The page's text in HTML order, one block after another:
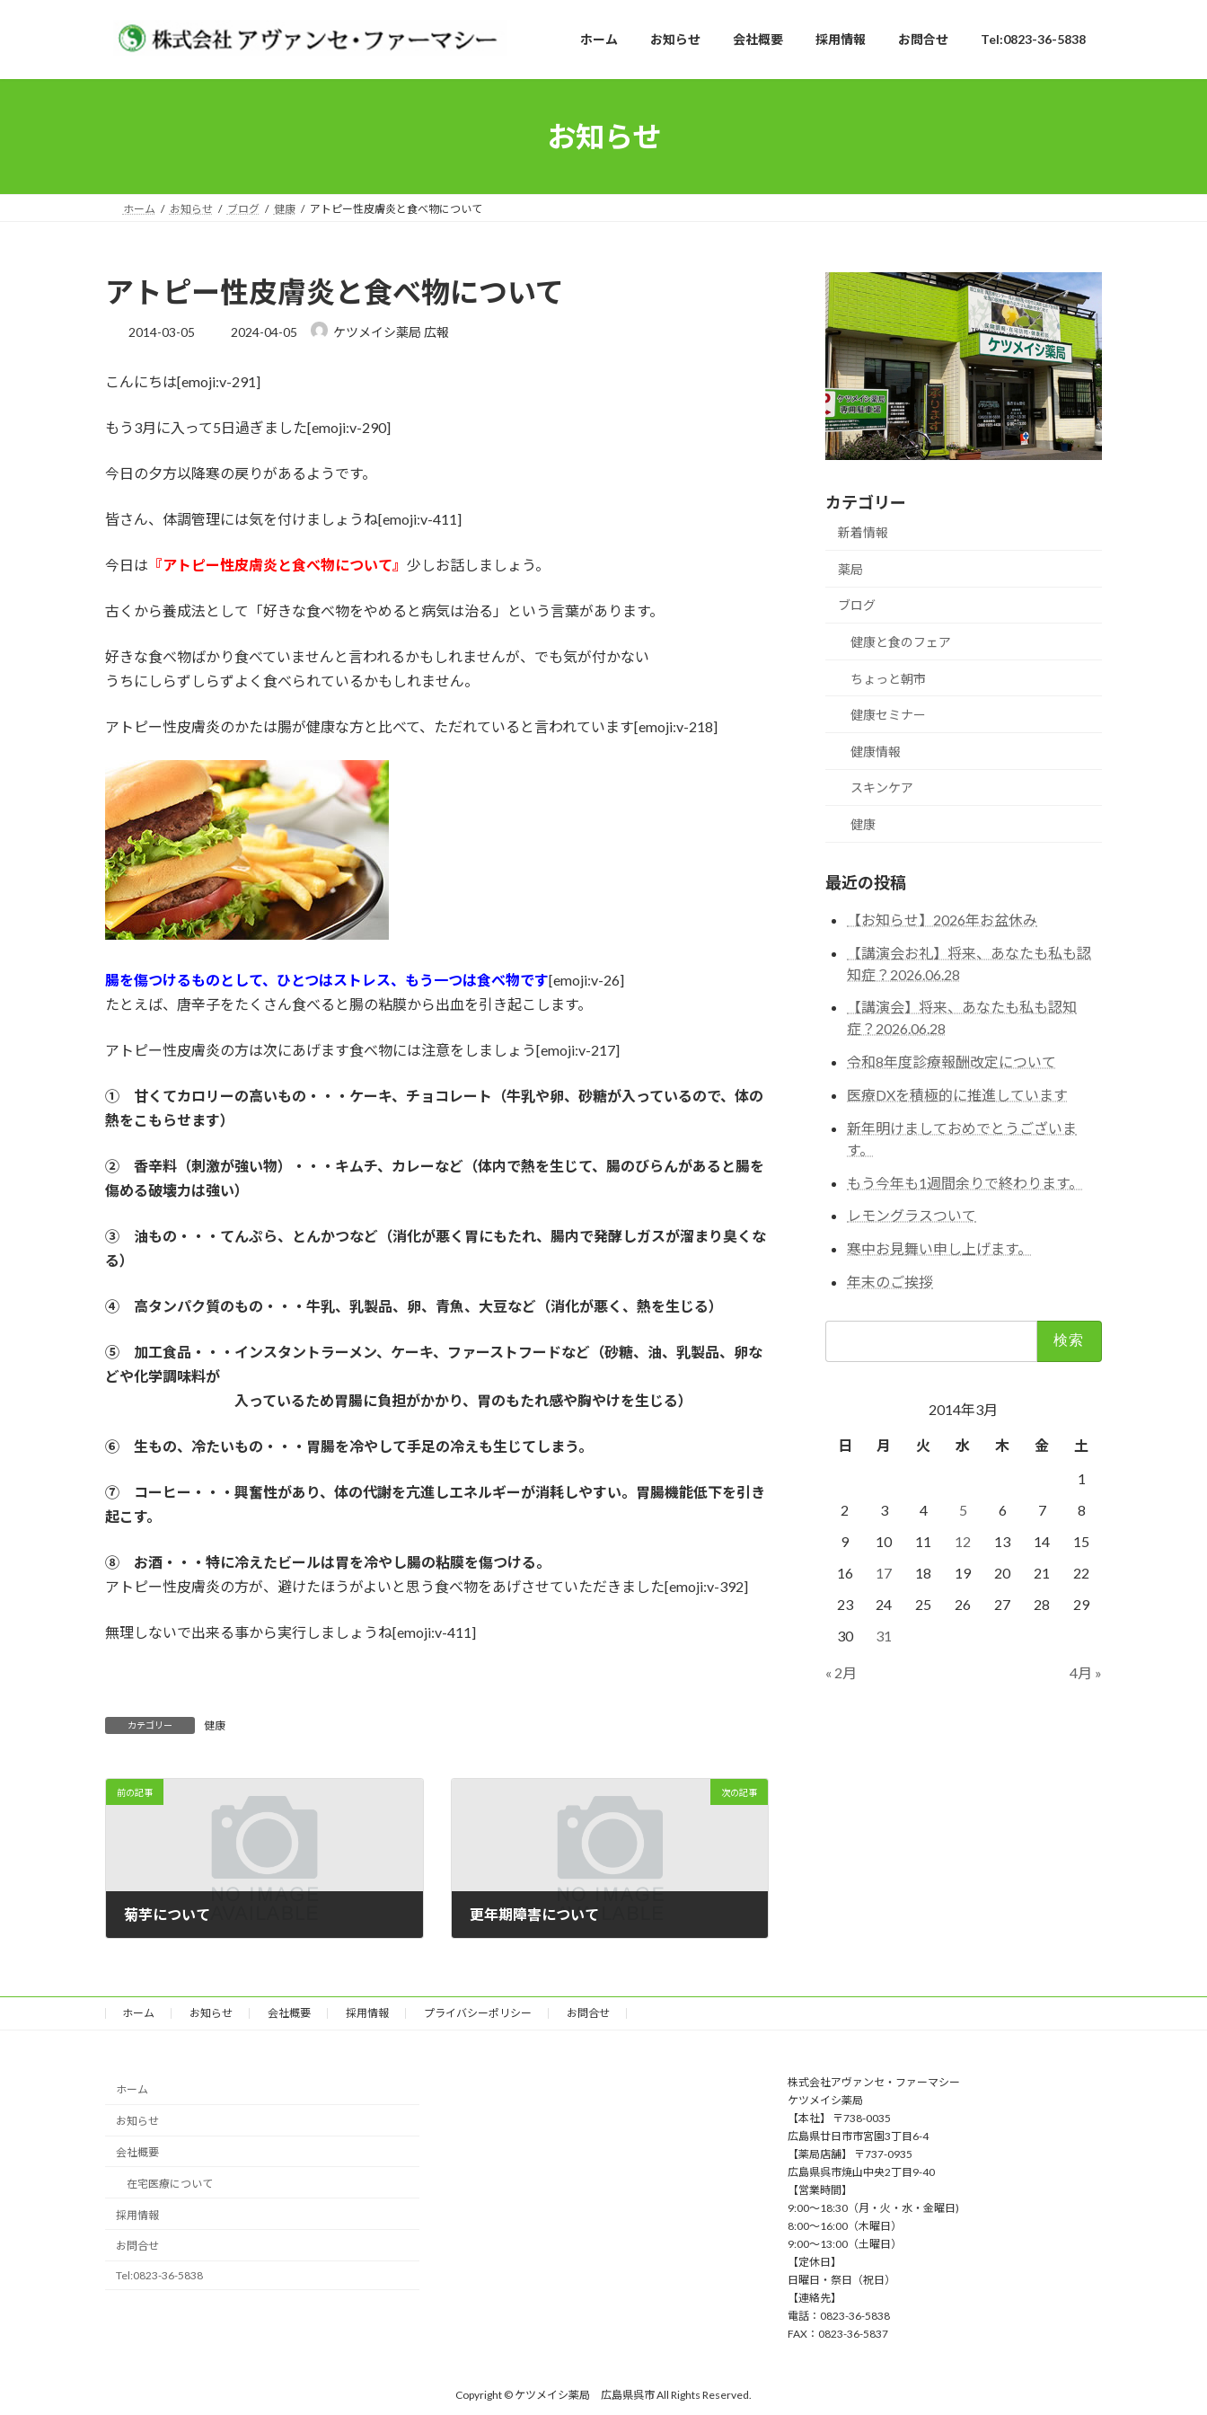
ン
ー
ホーム お知らせ 会社概要 採用情報 お問合せ Tel:0823-36-5838
お知らせ
ホーム お知らせ ブログ 健康 アトピー性皮膚炎と食べ物について
アトピー性皮膚炎と食べ物について
2014-03-05
最
新
:
2024-04-05 ケツメイシ薬局 広報
こんにちは[emoji:v-291]
もう3月に入って5日過ぎました[emoji:v-290]
今日の夕方以降寒の戻りがあるようです。
皆さん、体調管理には気を付けましょうね[emoji:v-411]
今日は 『アトピー性皮膚炎と食べ物について』 少しお話しましょう。
古くから養成法として「好きな食べ物をやめると病気は治る」という言葉があります。
好きな食べ物ばかり食べていませんと言われるかもしれませんが、でも気が付かない
うちにしらずしらずよく食べられているかもしれません。
アトピー性皮膚炎のかたは腸が健康な方と比べて、ただれていると言われています[emoji:v-218]
腸を傷つけるものとして、ひとつはストレス、もう一つは食べ物です[emoji:v-26]
たとえば、唐辛子をたくさん食べると腸の粘膜から出血を引き起こします。
アトピー性皮膚炎の方は次にあげます食べ物には注意をしましょう[emoji:v-217]
① 甘くてカロリーの高いもの・・・ケーキ、チョコレート（牛乳や卵、砂糖が入っているので、体の
熱をこもらせます）
② 香辛料（刺激が強い物）・・・キムチ、カレーなど（体内で熱を生じて、腸のびらんがあると腸を
傷める破壊力は強い）
③ 油もの・・・てんぷら、とんかつなど（消化が悪く胃にもたれ、腸内で発酵しガスが溜まり臭くな
る）
④ 高タンパク質のもの・・・牛乳、乳製品、卵、青魚、大豆など（消化が悪く、熱を生じる）
⑤ 加工食品・・・インスタントラーメン、ケーキ、ファーストフードなど（砂糖、油、乳製品、卵な
どや化学調味料が
入っているため胃腸に負担がかかり、胃のもたれ感や胸やけを生じる）
⑥ 生もの、冷たいもの・・・胃腸を冷やして手足の冷えも生じてしまう。
⑦ コーヒー・・・興奮性があり、体の代謝を亢進しエネルギーが消耗しやすい。胃腸機能低下を引き
起こす。
⑧ お酒・・・特に冷えたビールは胃を冷やし腸の粘膜を傷つける。
アトピー性皮膚炎の方が、避けたほうがよいと思う食べ物をあげさせていただきました[emoji:v-392]
無理しないで出来る事から実行しましょうね[emoji:v-411]
カテゴリー 健康
前の記事
菊芋について
次の記事
更年期障害について
カテゴリー
新着情報
薬局
ブログ
健康と食のフェア
ちょっと朝市
健康セミナー
健康情報
スキンケア
健康
最近の投稿
【お知らせ】2026年お盆休み
【講演会お礼】将来、あなたも私も認
知症？2026.06.28
【講演会】将来、あなたも私も認知
症？2026.06.28
令和8年度診療報酬改定について
医療DXを積極的に推進しています
新年明けましておめでとうございま
す。
もう今年も1週間余りで終わります。
レモングラスついて
寒中お見舞い申し上げます。
年末のご挨拶
2014年3月
日 月 火 水 木 金
土
1
2
3 4 5 6 7
8
9
10 11 12 13 14
15
16
17 18 19 20 21
22
23
24 25 26 27 28
29
30
31
« 2月 4月 »
ホーム お知らせ 会社概要 採用情報 プライバシーポリシー お問合せ
ホーム
お知らせ
会社概要
在宅医療について
採用情報
お問合せ
Tel:0823-36-5838
株式会社アヴァンセ・ファーマシー
ケツメイシ薬局
【本社】 〒738-0035
広島県廿日市市宮園3丁目6-4
【薬局店舗】 〒737-0935
広島県呉市焼山中央2丁目9-40
【営業時間】
9:00〜18:30（⽉・⽕・⽔・⾦曜⽇)
8:00〜16:00（⽊曜⽇）
9:00〜13:00（⼟曜⽇）
【定休日】
⽇曜⽇・祭⽇（祝⽇）
【連絡先】
電話：0823-36-5838
FAX：0823-36-5837
Copyright © ケツメイシ薬局 広島県呉市 All Rights Reserved.